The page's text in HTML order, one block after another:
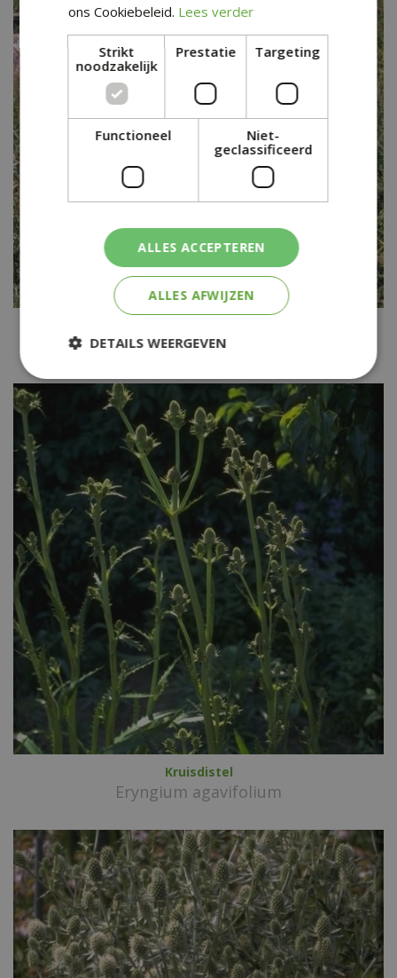
Eryngium bourgatii
Kruisdistel
Eryngium agavifolium
ons Cookiebeleid. Lees verder
Strikt
noodzakelijk
Prestatie Targeting
Functioneel
Niet-
geclassificeerd
ALLES ACCEPTEREN
ALLES AFWIJZEN
DETAILS WEERGEVEN